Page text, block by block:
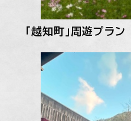
「越知町」周遊プラン